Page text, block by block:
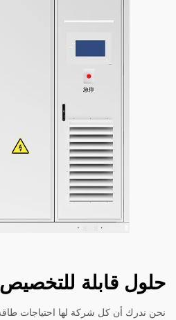
حلول قابلة للتخصيص
نحن ندرك أن كل شركة لها احتياجات